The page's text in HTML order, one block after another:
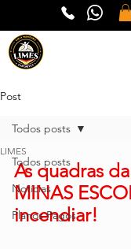
Post
Todos posts
Notícias
Planos Pagos
Todos posts
LIMES
As quadras
MINAS
incendiar!